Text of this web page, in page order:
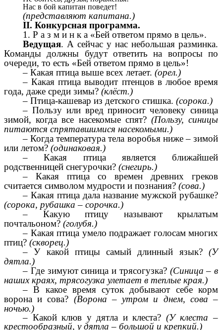
Нас в бой капитан поведет!
(представляют капитана.)
II. Конкурсная программа.
1. Р а з м и н к а «Бей ответом прямо в цель».
Ведущая. А сейчас у нас небольшая разминка.
Команды должны будут ответить на вопросы по
очереди, то есть «Бей ответом прямо в цель»!
– Какая птица выше всех летает. (орел.)
– Какая птица выводит птенцов в любое время
года, даже среди зимы? (клёст.)
– Птица-кашевар из детского стишка. (сорока.)
– Пользу или вред приносит человеку синица
зимой, когда все насекомые спят? (Пользу, синицы
питаются спрятавшимися насекомыми.)
– Когда температура тела воробья ниже – зимой
или летом? (одинаковая.)
– Какая птица является ближайшей
родственницей снегурочки? (снегирь.)
– Какая птица со времен древних греков
считается символом мудрости и познания? (сова.)
– Какая птица дала название мужской рубашке?
(сорока, рубашка – сорочка.)
– Какую птицу называют крылатым
почтальоном? (голубя.)
– Какая птица умело подражает голосам многих
птиц? (скворец.)
– У какой птицы самый длинный язык? (У
дятла.)
– Где зимуют синица и трясогузка? (Синица – в
наших краях, трясогузка улетает в теплые края.)
– В какое время суток добывают себе корм
ворона и сова? (Ворона – утром и днем, сова –
ночью.)
– Какой клюв у дятла и клеста? (У клеста –
крестообразный, у дятла – большой и крепкий.)